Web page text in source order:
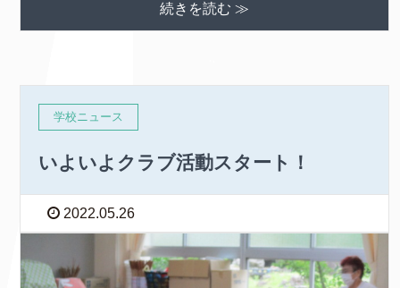
続きを読む ≫
学校ニュース
いよいよクラブ活動スタート！
2022.05.26